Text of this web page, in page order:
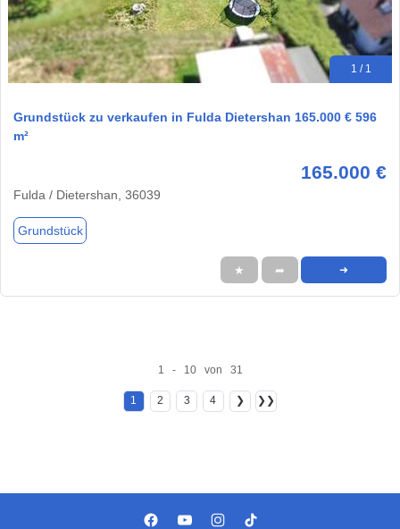
1 / 1
Grundstück zu verkaufen in Fulda Dietershan 165.000 € 596
m²
165.000 €
Fulda / Dietershan, 36039
Grundstück
★ ➦ ➜
1 - 10 von 31
1 2 3 4 ❯ ❯❯